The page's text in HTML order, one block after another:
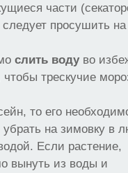
части
просушить на
слить водуво
трескучие
то его
на зимовку в
Если растение,
вынуть из воды и